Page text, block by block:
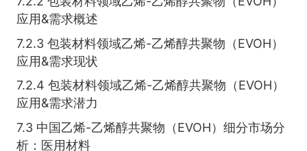
应用&需求概述
7.2.3 包装材料领域乙烯-乙烯醇共聚物（EVOH）
应用&需求现状
7.2.4 包装材料领域乙烯-乙烯醇共聚物（EVOH）
应用&需求潜力
7.3 中国乙烯-乙烯醇共聚物（EVOH）细分市场分
析：医用材料